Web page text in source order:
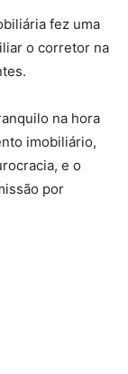
fez uma
o corretor na
na hora
imobiliário,
e o
por